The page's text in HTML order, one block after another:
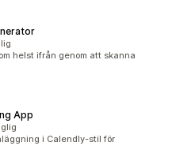
helst ifrån genom att skanna
App
i Calendly-stil för